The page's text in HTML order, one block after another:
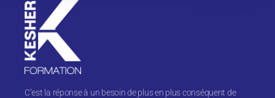
C’est la réponse à un besoin de plus en plus conséquent de